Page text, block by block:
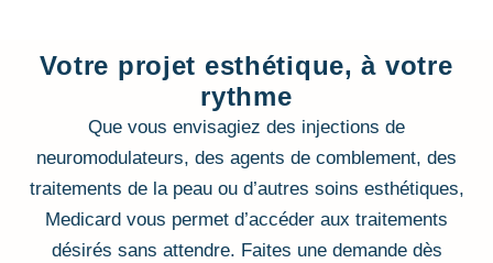
Votre projet esthétique, à votre
rythme
Que vous envisagiez des injections de
neuromodulateurs, des agents de comblement, des
traitements de la peau ou d’autres soins esthétiques,
Medicard vous permet d’accéder aux traitements
désirés sans attendre. Faites une demande dès